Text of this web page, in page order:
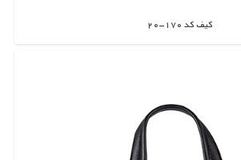
کیف کد 170-20
اطلاعات بیشتر